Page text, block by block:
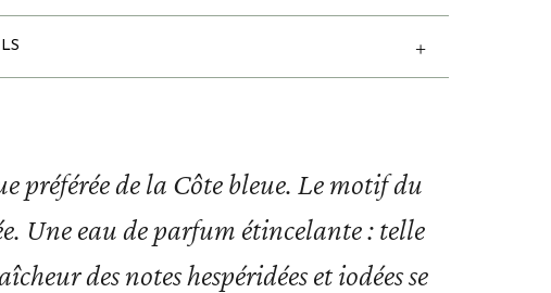
préférée de la Côte bleue. Le motif du
Une eau de parfum étincelante : telle
des notes hespéridées et iodées se